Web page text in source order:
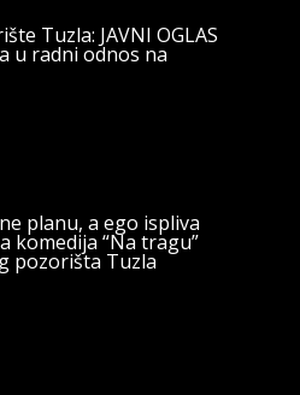
Tuzla: JAVNI OGLAS
u radni odnos na
planu, a ego ispliva
komedija “Na tragu”
pozorišta Tuzla